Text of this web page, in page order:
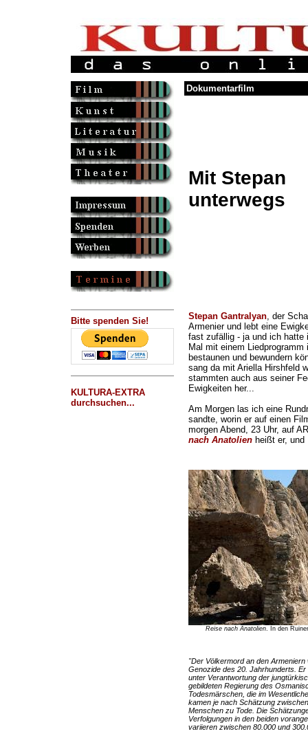
Bitte spenden Sie!
KULTURA-EXTRA
durchsuchen...
Dokumentarfilm
Mit Stepan
unterwegs
Stepan Gantralyan, der
Armenier und lebt eine
fast zufällig - ja und ich hatte
Mal mit einem
bestaunen und bewundern
sang da mit Ariella Hirshfeld
stammten auch aus seiner
Ewigkeiten her...
Am Morgen las ich eine
sandte, worin er auf einen
morgen Abend, 23 Uhr, auf
nach Anatolienheißt er, und
Reise nach Anatolien. In den
"Der Völkermord an den
Genozide des 20. Jahrhunderts.
unter Verantwortung der
gebildeten Regierung des
Todesmärschen, die im
kamen je nach Schätzung
Menschen zu Tode. Die
Verfolgungen in den beiden
variieren zwischen 80.000 und